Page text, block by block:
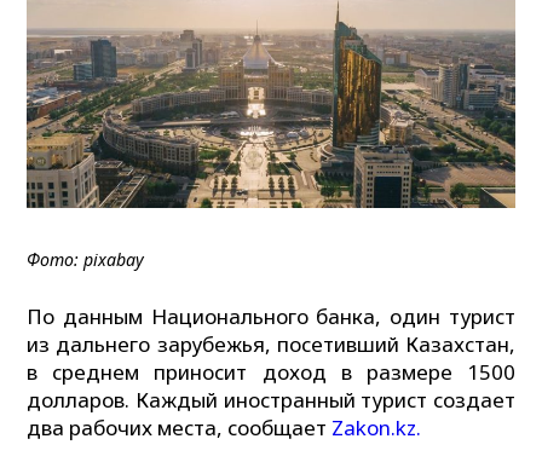
Фото: pixabay
По данным Национального банка, один турист
из дальнего зарубежья, посетивший Казахстан,
в среднем приносит доход в размере 1500
долларов. Каждый иностранный турист создает
два рабочих места, сообщает Zakon.kz.